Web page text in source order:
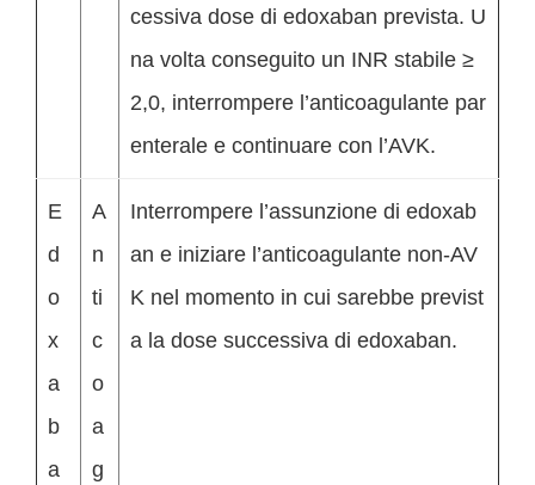
cessiva dose di edoxaban prevista. U
na volta conseguito un INR stabile ≥
2,0, interrompere l’anticoagulante par
enterale e continuare con l’AVK.
E
d
o
x
a
b
a
A
n
ti
c
o
a
g
Interrompere l’assunzione di edoxab
an e iniziare l’anticoagulante non-AV
K nel momento in cui sarebbe previst
a la dose successiva di edoxaban.